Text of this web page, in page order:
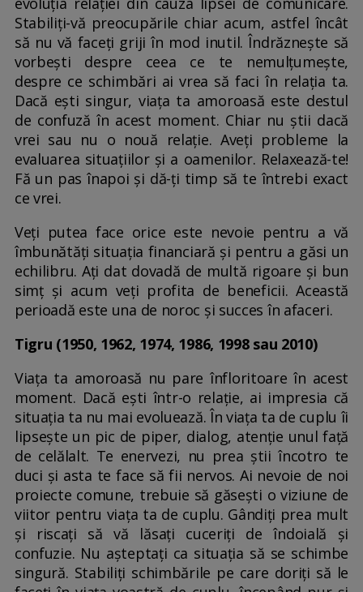
Stabiliți-vă preocupările chiar acum, astfel încât
să nu vă faceți griji în mod inutil. Îndrăznește să
vorbești despre ceea ce te nemulțumește,
despre ce schimbări ai vrea să faci în relația ta.
Dacă ești singur, viața ta amoroasă este destul
de confuză în acest moment. Chiar nu știi dacă
vrei sau nu o nouă relație. Aveți probleme la
evaluarea situațiilor și a oamenilor. Relaxează-te!
Fă un pas înapoi și dă-ți timp să te întrebi exact
ce vrei.
Veți putea face orice este nevoie pentru a vă
îmbunătăți situația financiară și pentru a găsi un
echilibru. Ați dat dovadă de multă rigoare și bun
simț și acum veți profita de beneficii. Această
perioadă este una de noroc și succes în afaceri.
Tigru (1950, 1962, 1974, 1986, 1998 sau 2010)
Viața ta amoroasă nu pare înfloritoare în acest
moment. Dacă ești într-o relație, ai impresia că
situația ta nu mai evoluează. În viața ta de cuplu îi
lipsește un pic de piper, dialog, atenție unul față
de celălalt. Te enervezi, nu prea știi încotro te
duci și asta te face să fii nervos. Ai nevoie de noi
proiecte comune, trebuie să găsești o viziune de
viitor pentru viața ta de cuplu. Gândiți prea mult
și riscați să vă lăsați cuceriți de îndoială și
confuzie. Nu așteptați ca situația să se schimbe
singură. Stabiliți schimbările pe care doriți să le